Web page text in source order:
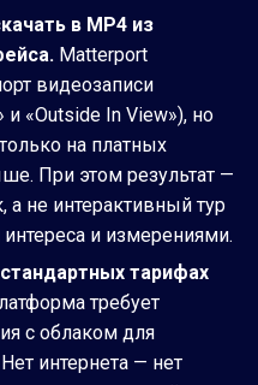
в MP4 из
Matterport
видеозаписи
«Outside In View»), но
на платных
При этом результат —
не интерактивный тур
и измерениями.
тарифах
требует
с облаком для
интернета — нет